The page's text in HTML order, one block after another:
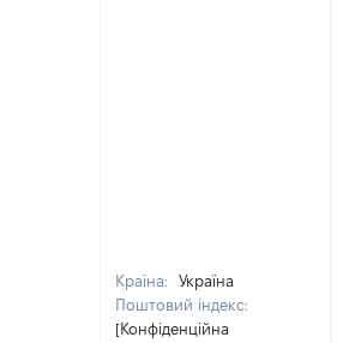
Країна:
Україна
Поштовий індекс:
[Конфіденційна